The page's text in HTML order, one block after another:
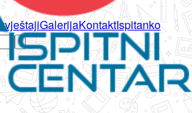
IzvještajiGalerijaKontaktIspitanko